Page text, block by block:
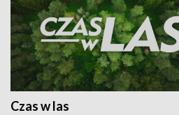
Czas w las